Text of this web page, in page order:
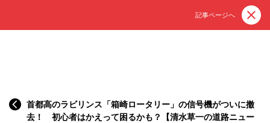
記事ページへ
首都高のラビリンス「箱崎ロータリー」の信号機がついに撤
去！ 初心者はかえって困るかも？【清水草一の道路ニュー